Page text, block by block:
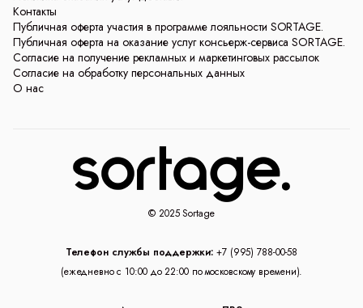
Контакты
Публичная оферта участия в программе лояльности SORTAGE.
Публичная оферта на оказание услуг консьерж-сервиса SORTAGE.
Согласие на получение рекламных и маркетинговых рассылок
Согласие на обработку персональных данных
О нас
© 2025 Sortage
Телефон службы поддержки: +7 (995) 788-00-58
(ежедневно с 10:00 до 22:00 по московскому времени).